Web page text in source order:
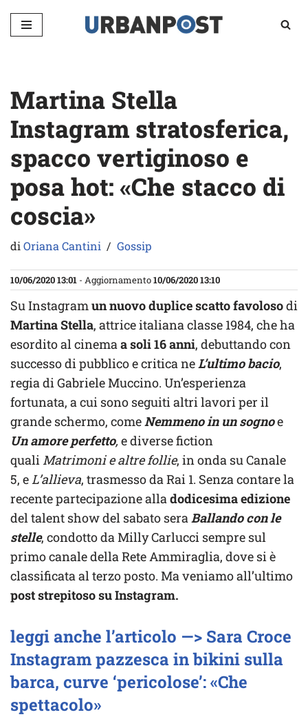
Vai
Martina Stella
Instagram stratosferica,
spacco vertiginoso e
posa hot: «Che stacco di
coscia»
diOriana Cantini Gossip
10/06/2020 13:01 - Aggiornamento10/06/2020 13:10
Su Instagramun nuovo duplice scatto favolosodi
Martina Stella, attrice italiana classe 1984, che ha
esordito al cinemaa soli 16 anni, debuttando con
successo di pubblico e critica neL’ultimo bacio,
regia di Gabriele Muccino. Un’esperienza
fortunata, a cui sono seguiti altri lavori per il
grande schermo, comeNemmeno in un sognoe
Un amore perfetto,e diverse fiction
quali Matrimoni e altre follie, in onda su Canale
5, eL’allieva, trasmesso da Rai 1. Senza contare la
recente partecipazione alladodicesima edizione
del talent show del sabato seraBallando con le
stelle, condotto da Milly Carlucci sempre sul
primo canale della Rete Ammiraglia, dove si è
classificata al terzo posto. Ma veniamo all’ultimo
post strepitoso su Instagram.
leggi anche l’articolo —> Sara Croce
Instagram pazzesca in bikini sulla
barca, curve ‘pericolose’: «Che
spettacolo»